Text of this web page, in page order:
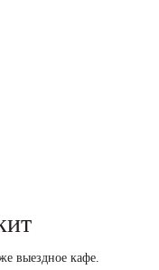
выездное кафе.